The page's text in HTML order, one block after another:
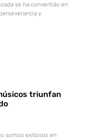
se ha convertido en
y
triunfan
somos exitosos en